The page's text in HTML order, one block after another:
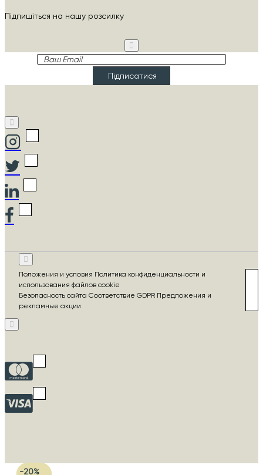
-20%
-20%
-20%
-20%
-20%
Підпишіться на нашу розсилку
Ваш
Підписатися
Положения и условия Политика конфиденциальности и
использования файлов cookie
Безопасность сайта Соответствие GDPR Предложения и
рекламные акции